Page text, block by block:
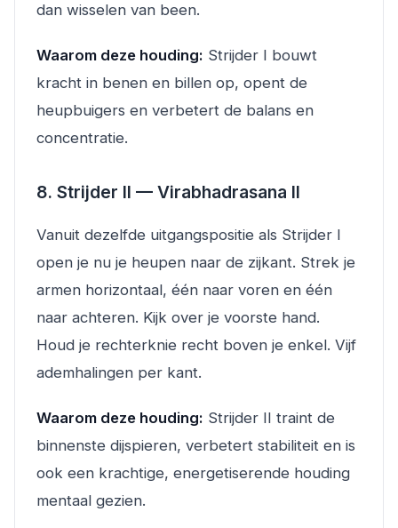
dan wisselen van been.
Waarom deze houding: Strijder I bouwt
kracht in benen en billen op, opent de
heupbuigers en verbetert de balans en
concentratie.
8. Strijder II — Virabhadrasana II
Vanuit dezelfde uitgangspositie als Strijder I
open je nu je heupen naar de zijkant. Strek je
armen horizontaal, één naar voren en één
naar achteren. Kijk over je voorste hand.
Houd je rechterknie recht boven je enkel. Vijf
ademhalingen per kant.
Waarom deze houding: Strijder II traint de
binnenste dijspieren, verbetert stabiliteit en is
ook een krachtige, energetiserende houding
mentaal gezien.